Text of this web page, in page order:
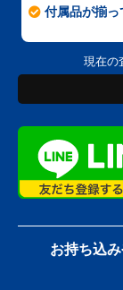
付属品が揃
現在の
お持ち込